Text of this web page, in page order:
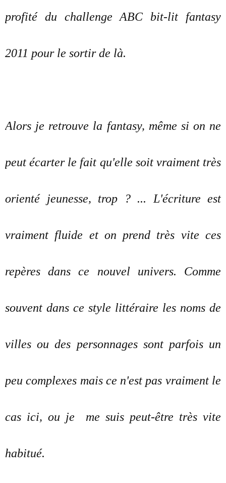
profité du challenge ABC bit-lit fantasy
2011 pour le sortir de là.
Alors je retrouve la fantasy, même si on ne
peut écarter le fait qu'elle soit vraiment très
orienté jeunesse, trop ? ... L'écriture est
vraiment fluide et on prend très vite ces
repères dans ce nouvel univers. Comme
souvent dans ce style littéraire les noms de
villes ou des personnages sont parfois un
peu complexes mais ce n'est pas vraiment le
cas ici, ou je me suis peut-être très vite
habitué.